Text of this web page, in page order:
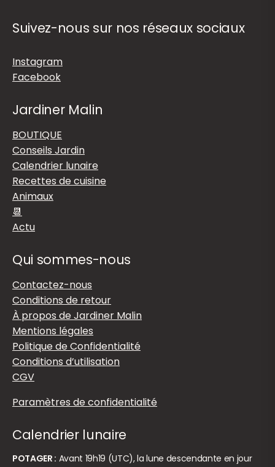
Suivez-nous sur nos réseaux sociaux
Instagram
Facebook
Jardiner Malin
BOUTIQUE
Conseils Jardin
Calendrier lunaire
Recettes de cuisine
Animaux
📆
Actu
Qui sommes-nous
Contactez-nous
Conditions de retour
À propos de Jardiner Malin
Mentions légales
Politique de Confidentialité
Conditions d’utilisation
CGV
Paramètres de confidentialité
Calendrier lunaire
POTAGER : Avant 19h19 (UTC), la lune descendante en jour